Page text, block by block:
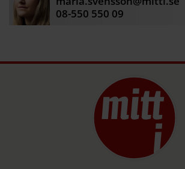
08-550 550 09